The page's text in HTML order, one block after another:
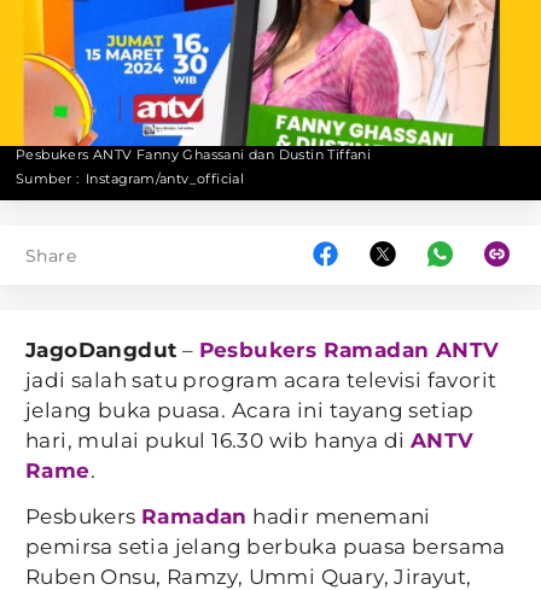
Pesbukers ANTV Fanny Ghassani dan Dustin Tiffani
Sumber : Instagram/antv_official
Share
JagoDangdut – Pesbukers Ramadan ANTV
jadi salah satu program acara televisi favorit
jelang buka puasa. Acara ini tayang setiap
hari, mulai pukul 16.30 wib hanya di ANTV
Rame.
Pesbukers Ramadan hadir menemani
pemirsa setia jelang berbuka puasa bersama
Ruben Onsu, Ramzy, Ummi Quary, Jirayut,